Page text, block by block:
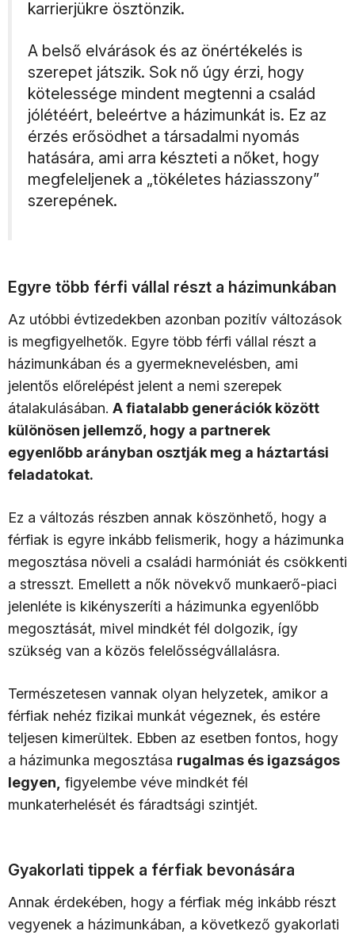
karrierjükre ösztönzik.
A belső elvárások és az önértékelés is
szerepet játszik. Sok nő úgy érzi, hogy
kötelessége mindent megtenni a család
jólétéért, beleértve a házimunkát is. Ez az
érzés erősödhet a társadalmi nyomás
hatására, ami arra készteti a nőket, hogy
megfeleljenek a „tökéletes háziasszony”
szerepének.
Egyre több férfi vállal részt a házimunkában
Az utóbbi évtizedekben azonban pozitív változások
is megfigyelhetők. Egyre több férfi vállal részt a
házimunkában és a gyermeknevelésben, ami
jelentős előrelépést jelent a nemi szerepek
átalakulásában. A fiatalabb generációk között
különösen jellemző, hogy a partnerek
egyenlőbb arányban osztják meg a háztartási
feladatokat.
Ez a változás részben annak köszönhető, hogy a
férfiak is egyre inkább felismerik, hogy a házimunka
megosztása növeli a családi harmóniát és csökkenti
a stresszt. Emellett a nők növekvő munkaerő-piaci
jelenléte is kikényszeríti a házimunka egyenlőbb
megosztását, mivel mindkét fél dolgozik, így
szükség van a közös felelősségvállalásra.
Természetesen vannak olyan helyzetek, amikor a
férfiak nehéz fizikai munkát végeznek, és estére
teljesen kimerültek. Ebben az esetben fontos, hogy
a házimunka megosztása rugalmas és igazságos
legyen, figyelembe véve mindkét fél
munkaterhelését és fáradtsági szintjét.
Gyakorlati tippek a férfiak bevonására
Annak érdekében, hogy a férfiak még inkább részt
vegyenek a házimunkában, a következő gyakorlati